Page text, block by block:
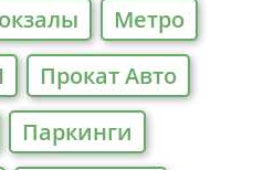
Метро
Прокат Авто
Паркинги